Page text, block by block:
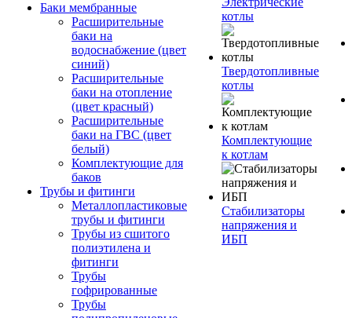
Баки мембранные
Расширительные
баки на
водоснабжение (цвет
синий)
Расширительные
баки на отопление
(цвет красный)
Расширительные
баки на ГВС (цвет
белый)
Комплектующие для
баков
Трубы и фитинги
Металлопластиковые
трубы и фитинги
Трубы из сшитого
полиэтилена и
фитинги
Трубы
гофрированные
Трубы
котлы
Твердотопливные
котлы
Комплектующие
к котлам
Стабилизаторы
напряжения и
ИБП